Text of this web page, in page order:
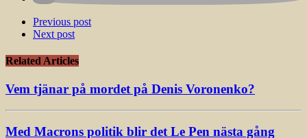
Previous post
Next post
Related Articles
Vem tjänar på mordet på Denis Voronenko?
Med Macrons politik blir det Le Pen nästa gång